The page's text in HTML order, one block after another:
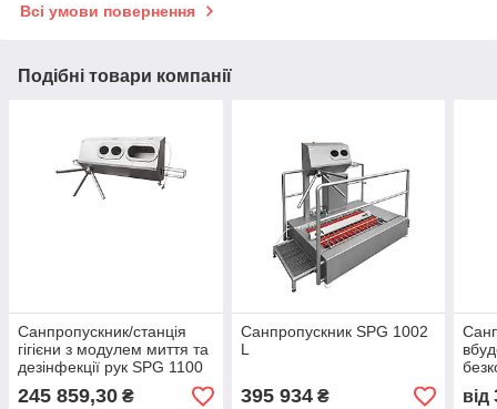
Всі умови повернення
Подібні товари компанії
Санпропускник/станція
гігієни з модулем миття та
дезінфекції рук SPG 1100
R
245 859,30 ₴
Санпропускник SPG 1002
L
395 934₴ від